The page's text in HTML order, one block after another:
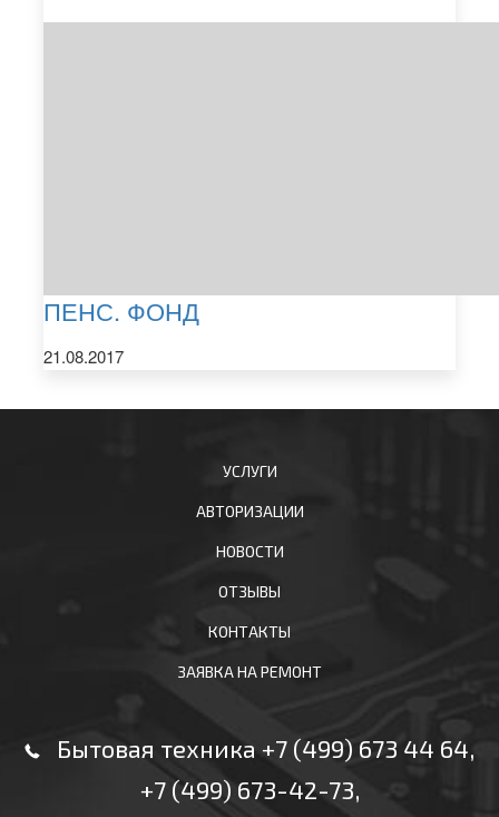
ПЕНС. ФОНД
21.08.2017
УСЛУГИ
АВТОРИЗАЦИИ
НОВОСТИ
ОТЗЫВЫ
КОНТАКТЫ
ЗАЯВКА НА РЕМОНТ
Бытовая техника +7 (499) 673 44 64,
+7 (499) 673-42-73,